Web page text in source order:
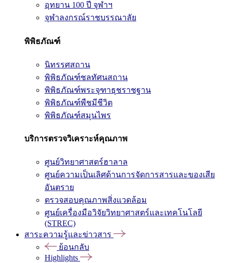
อุทยาน 100 ปี จุฬาฯ
จุฬาลงกรณ์ราชบรรณาลัย
พิพิธภัณฑ์
นิทรรศสถาน
พิพิธภัณฑ์ชลทัศนสถาน
พิพิธภัณฑ์พระจุฑาธุชราชฐาน
พิพิธภัณฑ์พืชมีชีวิต
พิพิธภัณฑ์สมุนไพร
บริการตรวจวิเคราะห์คุณภาพ
ศูนย์วิทยาศาสตร์ฮาลาล
ศูนย์ความเป็นเลิศด้านการจัดการสารและของเสีย
อันตราย
ตรวจสอบคุณภาพสิ่งแวดล้อม
ศูนย์เครื่องมือวิจัยวิทยาศาสตร์และเทคโนโลยี
(STREC)
สาระความรู้และข่าวสาร
ย้อนกลับ
Highlights